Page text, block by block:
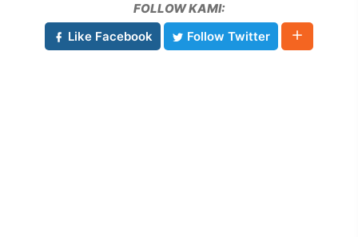
FOLLOW KAMI:
Like Facebook
Follow Twitter